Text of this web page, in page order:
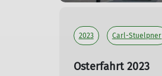
2023 Carl-Stuelpner
Osterfahrt 2023